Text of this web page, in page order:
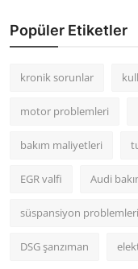
Popüler Etiketler
kronik sorunlar
motor problemleri
bakım maliyetleri
EGR valfi Audi
süspansiyon problemleri
DSG şanzıman